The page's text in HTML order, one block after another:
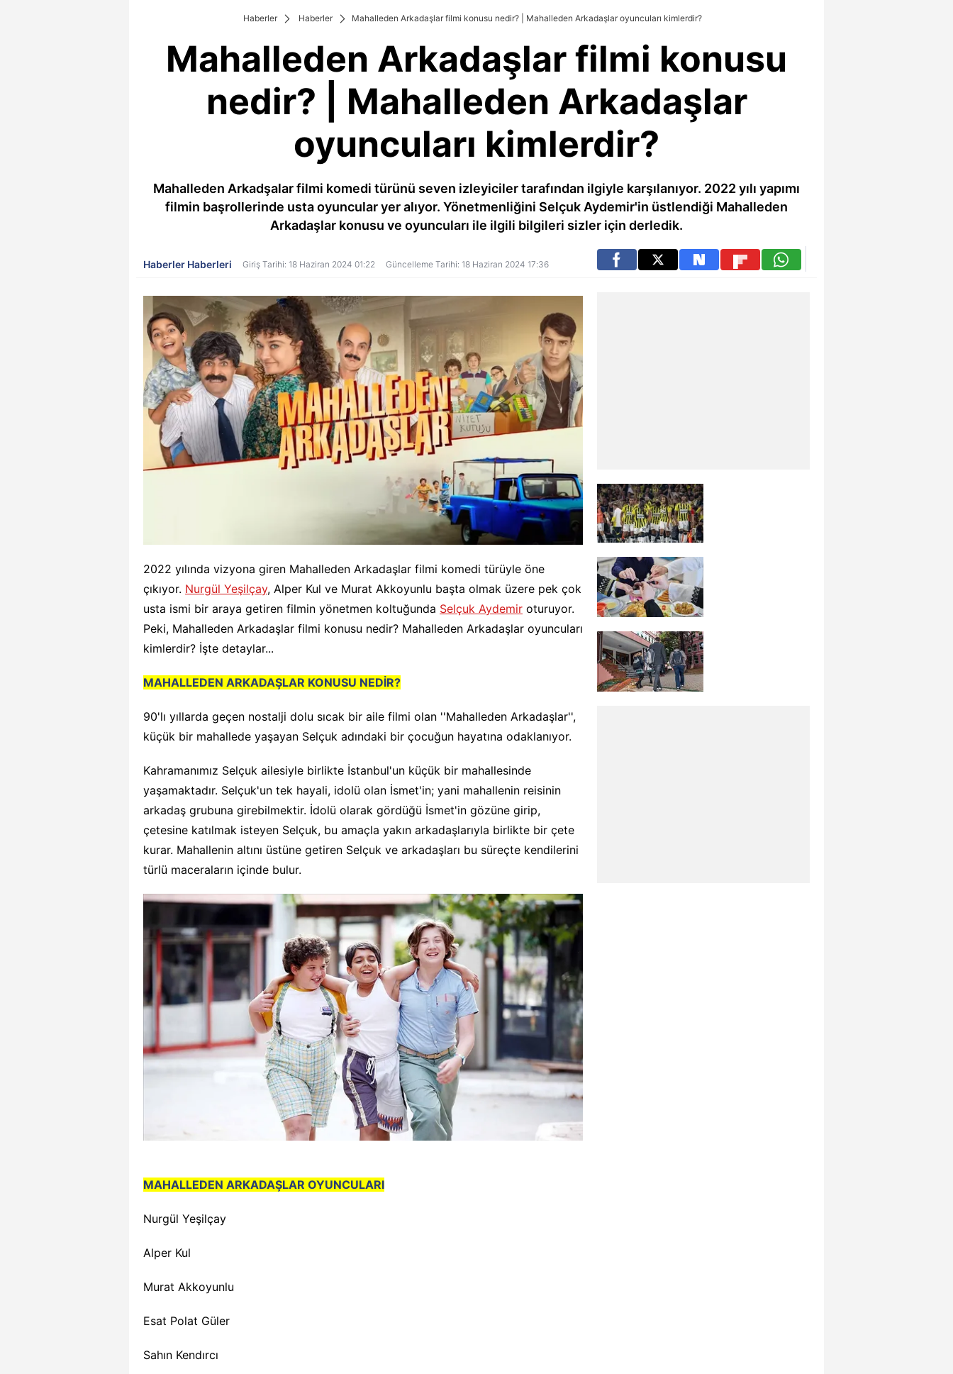
Haberler Haberler Mahalleden Arkadaşlar filmi konusu nedir? | Mahalleden Arkadaşlar oyuncuları kimlerdir?
Mahalleden Arkadaşlar filmi konusu
nedir? | Mahalleden Arkadaşlar
oyuncuları kimlerdir?
Mahalleden Arkadşalar filmi komedi türünü seven izleyiciler tarafından ilgiyle karşılanıyor. 2022 yılı yapımı
filmin başrollerinde usta oyuncular yer alıyor. Yönetmenliğini Selçuk Aydemir'in üstlendiği Mahalleden
Arkadaşlar konusu ve oyuncuları ile ilgili bilgileri sizler için derledik.
Haberler Haberleri Giriş Tarihi: 18 Haziran 2024 01:22 Güncelleme Tarihi: 18 Haziran 2024 17:36
2022 yılında vizyona giren Mahalleden Arkadaşlar filmi komedi türüyle öne
çıkıyor. Nurgül Yeşilçay, Alper Kul ve Murat Akkoyunlu başta olmak üzere pek çok
usta ismi bir araya getiren filmin yönetmen koltuğunda Selçuk Aydemir oturuyor.
Peki, Mahalleden Arkadaşlar filmi konusu nedir? Mahalleden Arkadaşlar oyuncuları
kimlerdir? İşte detaylar...
MAHALLEDEN ARKADAŞLAR KONUSU NEDİR?
90'lı yıllarda geçen nostalji dolu sıcak bir aile filmi olan ''Mahalleden Arkadaşlar'',
küçük bir mahallede yaşayan Selçuk adındaki bir çocuğun hayatına odaklanıyor.
Kahramanımız Selçuk ailesiyle birlikte İstanbul'un küçük bir mahallesinde
yaşamaktadır. Selçuk'un tek hayali, idolü olan İsmet'in; yani mahallenin reisinin
arkadaş grubuna girebilmektir. İdolü olarak gördüğü İsmet'in gözüne girip,
çetesine katılmak isteyen Selçuk, bu amaçla yakın arkadaşlarıyla birlikte bir çete
kurar. Mahallenin altını üstüne getiren Selçuk ve arkadaşları bu süreçte kendilerini
türlü maceraların içinde bulur.
MAHALLEDEN ARKADAŞLAR OYUNCULARI
Nurgül Yeşilçay
Alper Kul
Murat Akkoyunlu
Esat Polat Güler
Sahın Kendırcı